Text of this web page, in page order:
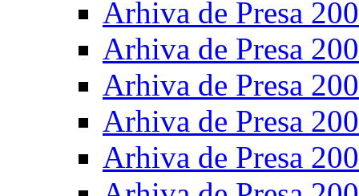
Arhiva de Presa
Arhiva de Presa
Arhiva de Presa
Arhiva de Presa
Arhiva de Presa